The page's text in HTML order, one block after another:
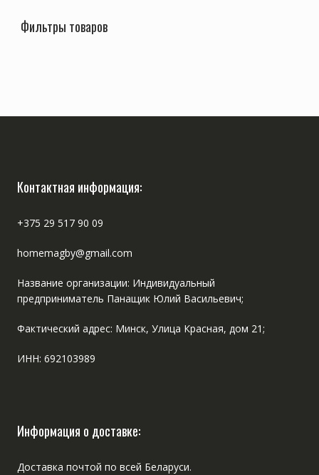
Фильтры товаров
Контактная информация:
+375 29 517 90 09
homemagby@gmail.com
Название организации: Индивидуальный
предприниматель Панащик Юлий Васильевич;
Фактический адрес: Минск, Улица Красная, дом 21;
ИНН: 692103989
Информация о доставке:
Доставка почтой по всей Беларуси.